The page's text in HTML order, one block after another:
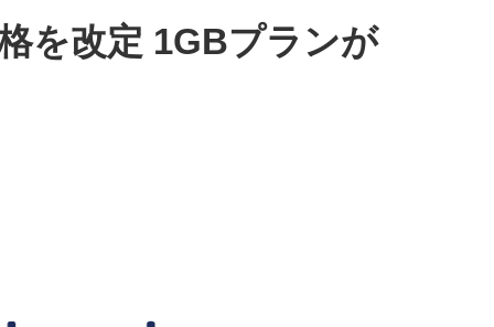
を改定 1GBプランが